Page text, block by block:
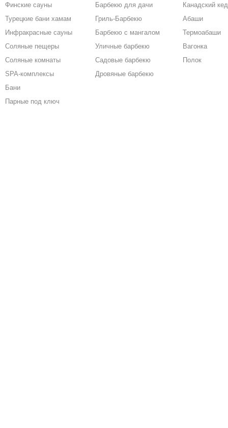
Финские сауны
Турецкие бани хамам
Инфракрасные сауны
Соляные пещеры
Соляные комнаты
SPA-комплексы
Бани
Парные под ключ
Барбекю для дачи
Гриль-Барбекю
Барбекю с мангалом
Уличные барбекю
Садовые барбекю
Дровяные барбекю
Канадский
Абаши
Термоабаши
Вагонка
Полок